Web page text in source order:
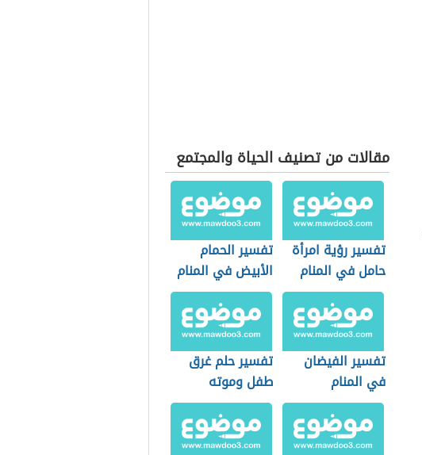
مقالات من تصنيف الحياة والمجتمع
تفسير رؤية امرأة
حامل في المنام
تفسير الحمام
الأبيض في المنام
تفسير الفيضان
في المنام
تفسير حلم غرق
طفل وموته